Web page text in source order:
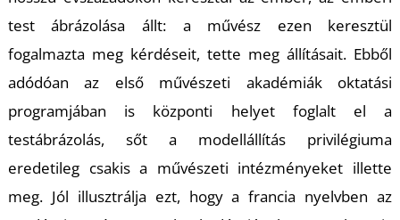
test ábrázolása állt: a művész ezen keresztül
fogalmazta meg kérdéseit, tette meg állításait. Ebből
adódóan az első művészeti akadémiák oktatási
programjában is központi helyet foglalt el a
testábrázolás, sőt a modellállítás privilégiuma
eredetileg csakis a művészeti intézményeket illette
meg. Jól illusztrálja ezt, hogy a francia nyelvben az